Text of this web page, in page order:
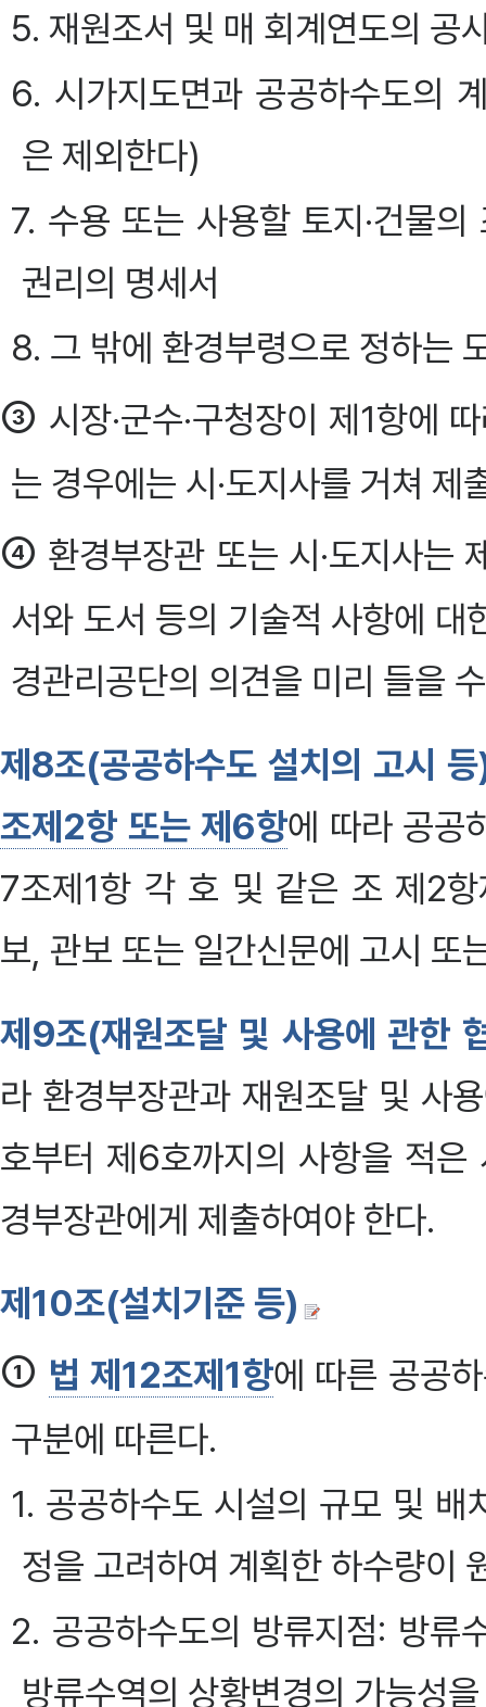
5. 재원조서 및 매 회계연도의 공
6. 시가지도면과 공공하수도의
은 제외한다)
7. 수용 또는 사용할 토지·건물
권리의 명세서
8. 그 밖에 환경부령으로 정하는
③ 시장·군수·구청장이 제1항에
는 경우에는 시·도지사를 거쳐 제
④ 환경부장관 또는 시·도지사는
서와 도서 등의 기술적 사항에 대
경관리공단의 의견을 미리 들을
제8조(공공하수도 설치의 고시
조제2항 또는 제6항에 따라 공공
7조제1항 각 호 및 같은 조 제2
보, 관보 또는 일간신문에 고시 또
제9조(재원조달 및 사용에 관한
라 환경부장관과 재원조달 및 사
호부터 제6호까지의 사항을 적
경부장관에게 제출하여야 한다.
제10조(설치기준 등)
① 법 제12조제1항에 따른 공공
구분에 따른다.
1. 공공하수도 시설의 규모 및
정을 고려하여 계획한 하수량이
2. 공공하수도의 방류지점: 방류
방류수역의 상황변경의 가능성